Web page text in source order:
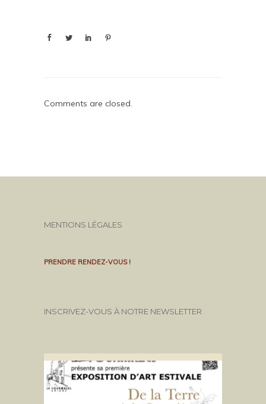
Comments are closed.
MENTIONS LÉGALES
PRENDRE RENDEZ-VOUS !
INSCRIVEZ-VOUS À NOTRE NEWSLETTER